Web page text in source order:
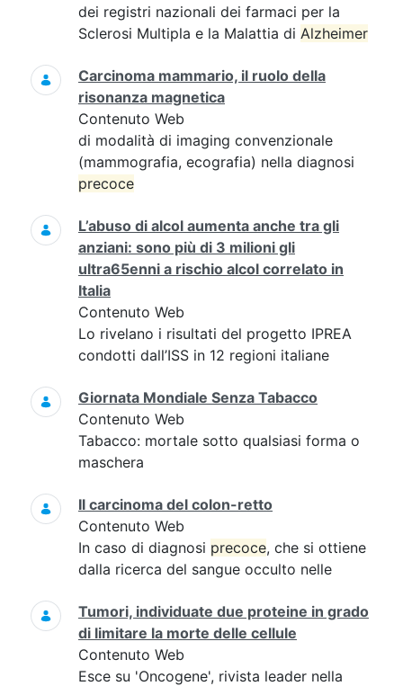
dei registri nazionali dei farmaci per la
Sclerosi Multipla e la Malattia di Alzheimer
Carcinoma mammario, il ruolo della
risonanza magnetica
Contenuto Web
di modalità di imaging convenzionale
(mammografia, ecografia) nella diagnosi
precoce
L’abuso di alcol aumenta anche tra gli
anziani: sono più di 3 milioni gli
ultra65enni a rischio alcol correlato in
Italia
Contenuto Web
Lo rivelano i risultati del progetto IPREA
condotti dall’ISS in 12 regioni italiane
Giornata Mondiale Senza Tabacco
Contenuto Web
Tabacco: mortale sotto qualsiasi forma o
maschera
Il carcinoma del colon-retto
Contenuto Web
In caso di diagnosi precoce, che si ottiene
dalla ricerca del sangue occulto nelle
Tumori, individuate due proteine in grado
di limitare la morte delle cellule
Contenuto Web
Esce su 'Oncogene', rivista leader nella